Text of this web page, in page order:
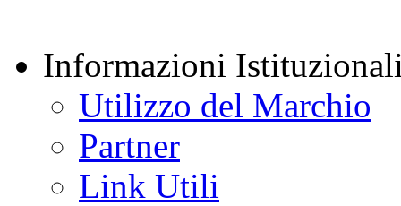
Informazioni
Utilizzo del Marchio
Partner
Link Utili